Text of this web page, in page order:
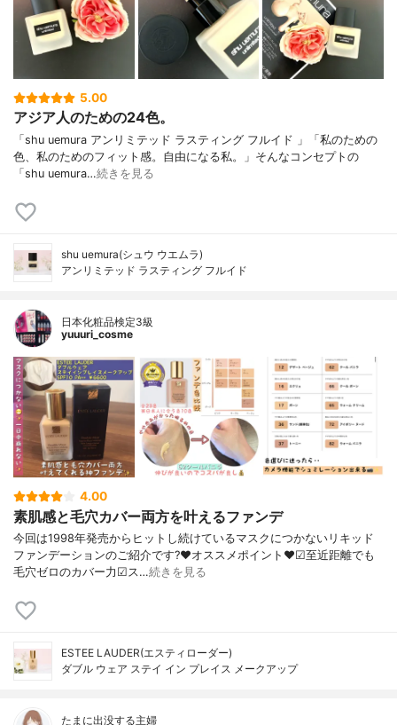
5.00
アジア人のための24色。
「shu uemura アンリミテッド ラスティング フルイド 」「私のための
色、私のためのフィット感。自由になる私。」そんなコンセプトの
「shu uemura…続きを見る
shu uemura(シュウ ウエムラ)
アンリミテッド ラスティング フルイド
日本化粧品検定3級
yuuuri_cosme
4.00
素肌感と毛穴カバー両方を叶えるファンデ
今回は1998年発売からヒットし続けているマスクにつかないリキッド
ファンデーションのご紹介です?❤︎オススメポイント❤︎☑︎至近距離でも
毛穴ゼロのカバー力☑︎ス…続きを見る
ESTEE LAUDER(エスティローダー)
ダブル ウェア ステイ イン プレイス メークアップ
たまに出没する主婦